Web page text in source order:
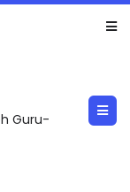
Guru-